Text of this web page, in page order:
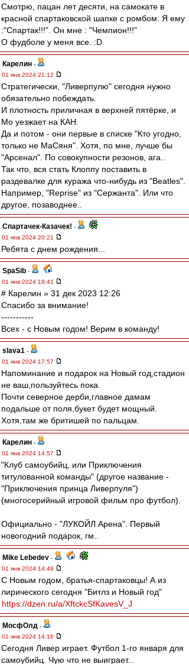
Смотрю, пацан лет десяти, на самокате в
красной спартаковской шапке с ромбом. Я ему
:"Спартак!!!". Он мне : "Чемпион!!!"
О фудболе у меня все. :D
Карелин -
01 янв 2024 21:12
Стратегически, "Ливерпулю" сегодня нужно
обязательно побеждать.
И плотность приличная в верхней пятёрке, и
Мо уезжает на КАН.
Да и потом - они первые в списке "Кто угодно,
только не МаСяня". Хотя, по мне, лучше бы
"Арсенал". По совокупности резонов, ага..
Так что, вся стать Клоппу поставить в
раздевалке для куража что-нибудь из "Beatles".
Например, "Reprise" из "Сержанта". Или что
другое, позаводнее..
Спартачек-Казачек! -
01 янв 2024 20:21
Ребята с днем рождения...
SpaSib -
01 янв 2024 18:41
# Карелин » 31 дек 2023 12:26
Спасибо за внимание!
-----------
Всех - с Новым годом! Верим в команду!
slava1 -
01 янв 2024 17:57
Напоминание и подарок на Новый год,стадион
не ваш,пользуйтесь пока.
Почти северное дерби,главное дамам
подальше от поля,букет будет мощный.
Хотя,там же бритишей по пальцам.
Карелин -
01 янв 2024 14:57
"Клуб самоубийц, или Приключения
титулованной команды" (другое название -
"Приключения принца Ливерпуля")
(многосерийный игровой фильм про футбол).
Официально - "ЛУКОЙЛ Арена". Первый
новогодний подарок, гм..
Mike Lebedev -
01 янв 2024 14:49
С Новым годом, братья-спартаковцы! А из
лирического сегодня "Битлз и Новый год"
https://dzen.ru/a/XftckcSfKavesV_J
МосфОлд -
01 янв 2024 14:16
Сегодня Ливер играет. Футбол 1-го января для
самоубийц. Чую что не выиграет...